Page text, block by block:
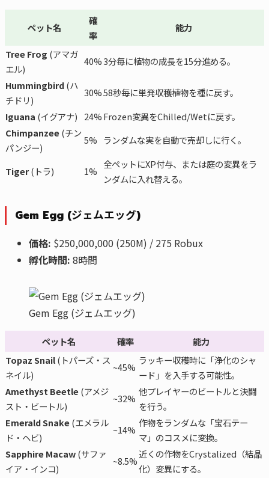
ペット名
確
率
能力
Tree Frog (アマガ
エル)
40%3分毎に植物の成長を15分進める。
Hummingbird(ハ
チドリ)
30%58秒毎に単発収穫植物を種に戻す。
Iguana (イグアナ) 24%Frozen変異をChilled/Wetに戻す。
Chimpanzee(チン
パンジー)
5% ランダムな実を自動で売却しに行く。
Tiger(トラ) 1%
全ペットにXP付与、または庭の変異をラ
ンダムに入れ替える。
Gem Egg (ジェムエッグ)
価格: $250,000,000 (250M) / 275 Robux
孵化時間: 8時間
Gem Egg (ジェムエッグ)
ペット名 確率
能力
Topaz Snail(トパーズ・ス
ネイル)
~45%
ラッキー収穫時に「浄化のシャ
ード」を入手する可能性。
Amethyst Beetle(アメジ
スト・ビートル)
~32%
他プレイヤーのビートルと決闘
を行う。
Emerald Snake(エメラル
ド・ヘビ)
~14%
作物をランダムな「宝石テー
マ」のコスメに変換。
Sapphire Macaw(サファ
イア・インコ)
~8.5%
近くの作物をCrystalized（結晶
化）変異にする。